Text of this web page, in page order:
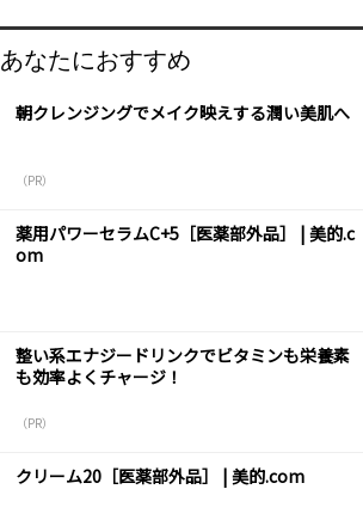
あなたにおすすめ
朝クレンジングでメイク映えする潤い美肌へ
（PR）
薬用パワーセラムC+5［医薬部外品］ | 美的.c
om
整い系エナジードリンクでビタミンも栄養素
も効率よくチャージ！
（PR）
クリーム20［医薬部外品］ | 美的.com